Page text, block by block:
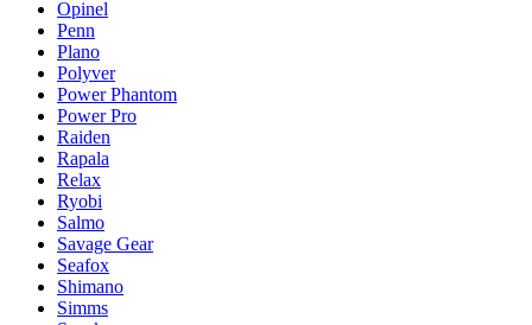
Opinel
Penn
Plano
Polyver
Power Phantom
Power Pro
Raiden
Rapala
Relax
Ryobi
Salmo
Savage Gear
Seafox
Shimano
Simms